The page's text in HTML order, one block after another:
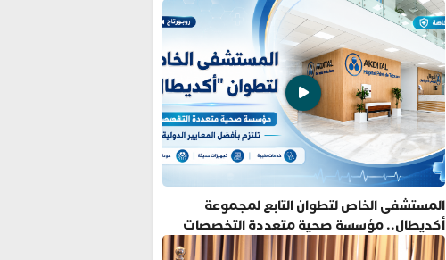
المستشفى الخاص لتطوان التابع لمجموعة
أكديطال.. مؤسسة صحية متعددة التخصصات
تلتزم بأفضل المعايير الدولية